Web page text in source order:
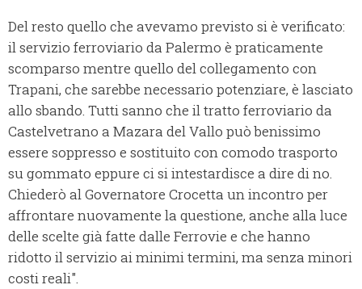
Del resto quello che avevamo previsto si è verificato:
il servizio ferroviario da Palermo è praticamente
scomparso mentre quello del collegamento con
Trapani, che sarebbe necessario potenziare, è lasciato
allo sbando. Tutti sanno che il tratto ferroviario da
Castelvetrano a Mazara del Vallo può benissimo
essere soppresso e sostituito con comodo trasporto
su gommato eppure ci si intestardisce a dire di no.
Chiederò al Governatore Crocetta un incontro per
affrontare nuovamente la questione, anche alla luce
delle scelte già fatte dalle Ferrovie e che hanno
ridotto il servizio ai minimi termini, ma senza minori
costi reali".